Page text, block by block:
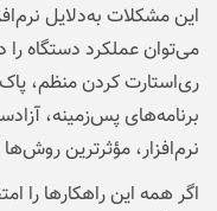
این مشکلات به‌دلایل
می‌توان عملکرد دستگاه را
ری‌استارت کردن منظم،
برنامه‌های پس‌زمینه،
نرم‌افزار، مؤثرترین
اگر همه این راهکارها را